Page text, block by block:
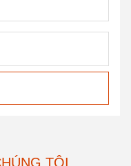
TÔI